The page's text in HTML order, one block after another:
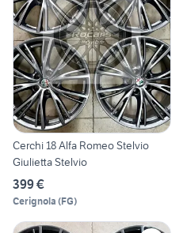
Cerchi 18 Alfa Romeo Stelvio
Giulietta Stelvio
399 €
Cerignola (FG)